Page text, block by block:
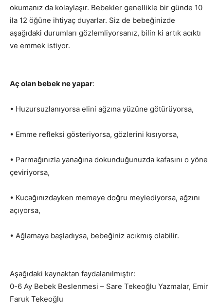
okumanız da kolaylaşır. Bebekler genellikle bir günde 10
ila 12 öğüne ihtiyaç duyarlar. Siz de bebeğinizde
aşağıdaki durumları gözlemliyorsanız, bilin ki artık acıktı
ve emmek istiyor.
Aç olan bebek ne yapar:
• Huzursuzlanıyorsa elini ağzına yüzüne götürüyorsa,
• Emme refleksi gösteriyorsa, gözlerini kısıyorsa,
• Parmağınızla yanağına dokunduğunuzda kafasını o yöne
çeviriyorsa,
• Kucağınızdayken memeye doğru meylediyorsa, ağzını
açıyorsa,
• Ağlamaya başladıysa, bebeğiniz acıkmış olabilir.
Aşağıdaki kaynaktan faydalanılmıştır:
0-6 Ay Bebek Beslenmesi – Sare Tekeoğlu Yazmalar, Emir
Faruk Tekeoğlu